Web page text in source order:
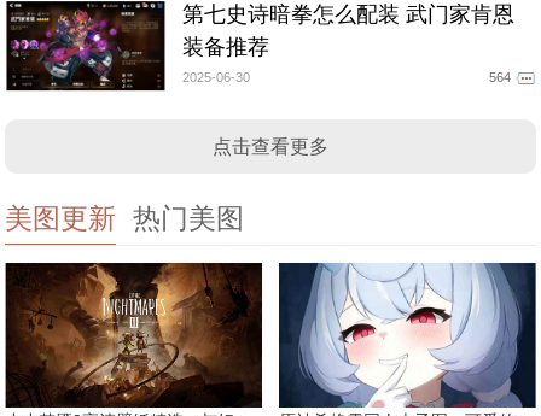
第七史诗暗拳怎么配装 武门家肯恩
装备推荐
2025-06-30 564
点击查看更多
美图更新 热门美图